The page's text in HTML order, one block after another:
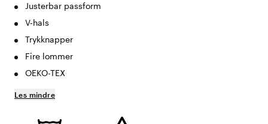
Justerbar passform
V-hals
Trykknapper
Fire lommer
OEKO-TEX
Les mindre